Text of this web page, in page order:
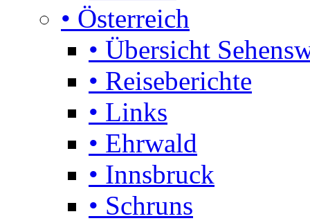
• Österreich
• Übersicht
• Reiseberichte
• Links
• Ehrwald
• Innsbruck
• Schruns